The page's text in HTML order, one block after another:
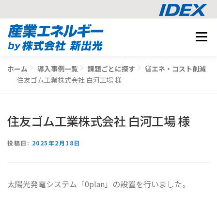
メニ
BUSINESS
導入事例
KNOWLEDGE
CO2削減シミュレーション
ホーム 導入事例一覧 課題ごとに探す
省エネ・コスト削減
住友ゴム工業株式会社 白河工場 様
住友ゴム工業株式会社 白河工場 様
投稿日: 2025年2月18日
太陽光発電システム「0plan」の設置を行いました。